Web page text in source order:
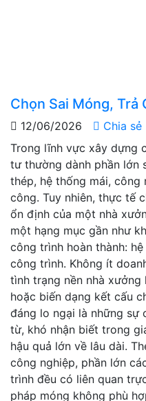
Chọn Sai Móng, Trả
12/06/2026
Chia sẻ
Trong lĩnh vực xây dựng
tư thường dành phần lớn
thép, hệ thống mái, công
công. Tuy nhiên, thực tế
ổn định của một nhà
một hạng mục gần như
công trình hoàn thành:
công trình. Không ít
tình trạng nền nhà
hoặc biến dạng kết cấu
đáng lo ngại là những sự
từ, khó nhận biết trong
hậu quả lớn về lâu dài.
công nghiệp, phần lớn
trình đều có liên quan
pháp móng không phù